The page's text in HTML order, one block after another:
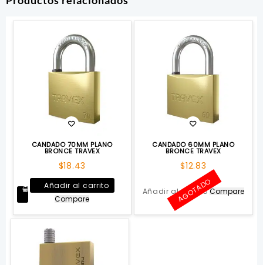
CANDADO 70MM PLANO
BRONCE TRAVEX
$18.43
Añadir al carrito
Compare
CANDADO 60MM PLANO
BRONCE TRAVEX
$12.83
Añadir al carrito
AGOTADOCompare